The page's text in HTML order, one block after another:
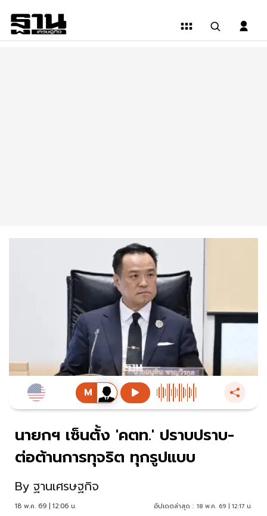
นายกฯ เซ็นตั้ง 'คตท.' ปราบปราบ-
ต่อต้านการทุจริต ทุกรูปแบบ
By ฐานเศรษฐกิจ
18 พ.ค. 69 | 12:06 น. อัปเดตล่าสุด : 18 พ.ค. 69 | 12:17 น.